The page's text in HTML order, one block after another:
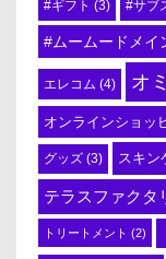
#ギフト (3) #サブ
#ムームードメイ
エレコム (4) オ
オンラインショッ
グッズ (3) スキン
テラスファクタ
トリートメント (2)